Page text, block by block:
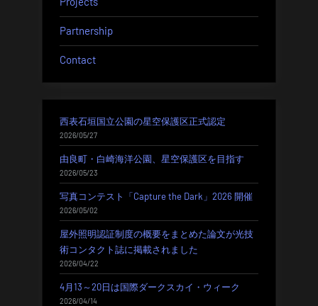
Partnership
Contact
西表石垣国立公園の星空保護区正式認定
2026/05/27
由良町・白崎海洋公園、星空保護区を目指す
2026/05/23
写真コンテスト「Capture the Dark」2026 開催
2026/05/02
屋外照明認証制度の概要をまとめた論文が光技
術コンタクト誌に掲載されました
2026/04/22
4月13～20日は国際ダークスカイ・ウィーク
2026/04/14